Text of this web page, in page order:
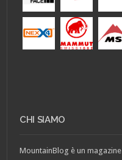
CHI SIAMO
MountainBlog è un